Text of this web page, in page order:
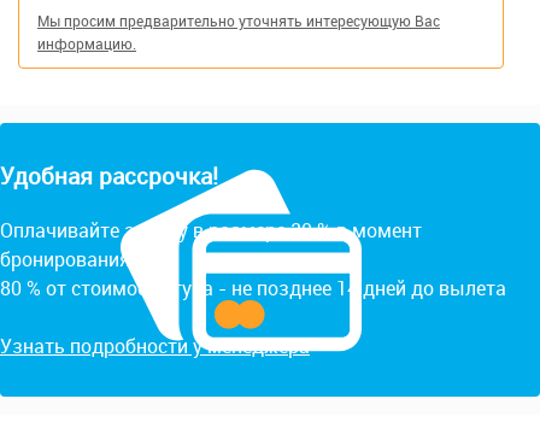
Мы просим предварительно уточнять интересующую Вас
информацию.
Удобная рассрочка!
Оплачивайте заявку в размере 20 % в момент
бронирования.
80 % от стоимости тура - не позднее 14 дней до вылета
Узнать подробности у менеджера